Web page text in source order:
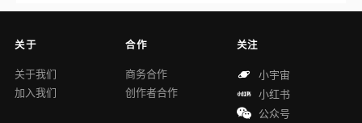
关于
关于我们
加入我们
合作
商务合作
创作者合作
关注
小宇宙
小红书
公众号